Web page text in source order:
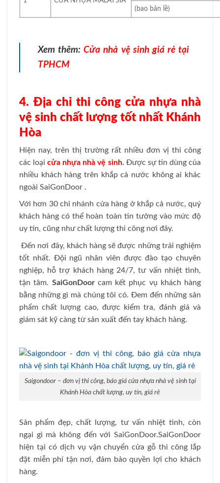
(bao bản lề)
Xem thêm:Cửa nhà vệ sinh giá rẻ tại
TPHCM
4. Địa chỉ thi công cửa nhựa nhà
vệ sinh chất lượng tốt nhất Khánh
Hòa
Hiện nay, trên thị trường rất nhiều đơn vị thi công
các loạicửa nhựa nhà vệ sinh. Được sự tin dùng của
nhiều khách hàng trên khắp cả nước không ai khác
ngoài SaiGonDoor .
Với hơn 30 chi nhánh cửa hàng ở khắp cả nước, quý
khách hàng có thể hoàn toàn tin tưởng vào mức độ
uy tín, cũng như chất lượng thi công nơi đây.
Đến nơi đây, khách hàng sẽ được những trải nghiệm
tốt nhất. Đội ngũ nhân viên được đào tạo chuyên
nghiệp, hỗ trợ khách hàng 24/7, tư vấn nhiệt tình,
tận tâm. SaiGonDoor cam kết phục vụ khách hàng
bằng những gì mà chúng tôi có. Đem đến những sản
phẩm chất lượng cao, được kiểm tra, đánh giá và
giám sát kỹ càng từ sản xuất đến tay khách hàng.
Saigondoor – đơn vị thi công, báo giá cửa nhựa nhà vệ sinh tại
Khánh Hòa chất lượng, uy tín, giá rẻ
Sản phẩm đẹp, chất lượng, tư vấn nhiệt tình, còn
ngại gì mà không đến với SaiGonDoor.SaiGonDoor
hiện tại có dịch vụ vận chuyển cửa gỗ thi công lắp
đặt miễn phí tận nơi, đảm bảo quyền lợi cho khách
hàng.